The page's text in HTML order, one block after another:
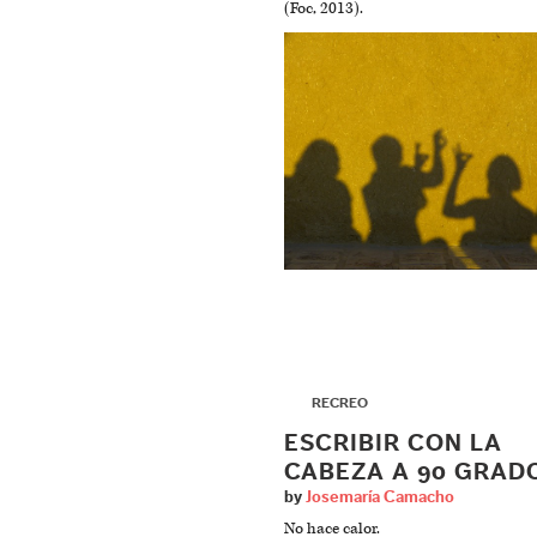
(Foc, 2013).
RECREO
ESCRIBIR CON LA
CABEZA A 90
by Josemaría Camacho
No hace calor.